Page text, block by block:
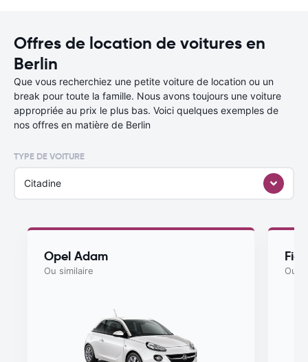
Offres de location de voitures en
Berlin
Que vous recherchiez une petite voiture de location ou un
break pour toute la famille. Nous avons toujours une voiture
appropriée au prix le plus bas. Voici quelques exemples de
nos offres en matière de Berlin
TYPE DE VOITURE
Citadine
Opel Adam
Ou similaire Ou